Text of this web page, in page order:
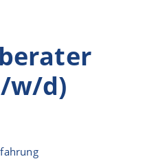
w/d)